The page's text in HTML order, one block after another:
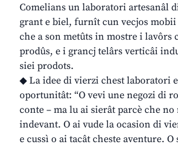
Comelians un laboratori artesanâl
grant e biel, furnît cun vecjos
che a son metûts in mostre i lavôrs
prodûs, e i grancj telârs verticâi
siei prodots.
◆ La idee di vierzi chest laboratori
oportunitât: “O vevi une negozi di
conte – ma lu ai sierât parcè che
indevant. O ai vude la ocasion di
e cussì o ai tacât cheste aventure.